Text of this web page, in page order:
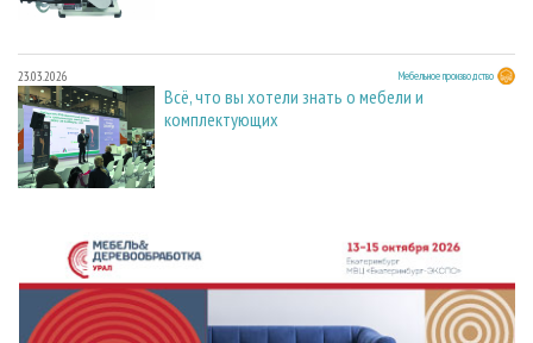
23.03.2026 Мебельное производство
Всё, что вы хотели знать о мебели и
комплектующих